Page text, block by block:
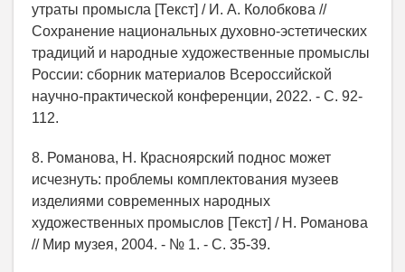
утраты промысла [Текст] / И. А. Колобкова //
Сохранение национальных духовно-эстетических
традиций и народные художественные промыслы
России: сборник материалов Всероссийской
научно-практической конференции, 2022. - С. 92-
112.
8. Романова, Н. Красноярский поднос может
исчезнуть: проблемы комплектования музеев
изделиями современных народных
художественных промыслов [Текст] / Н. Романова
// Мир музея, 2004. - № 1. - С. 35-39.